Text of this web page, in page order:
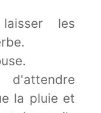
les
la pluie et